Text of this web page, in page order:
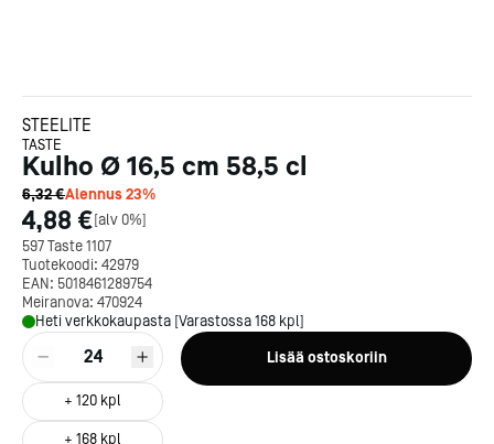
STEELITE
TASTE
Kulho Ø 16,5 cm 58,5 cl
6,32 €Alennus23%
4,88 €[alv 0%]
597 Taste 1107
Tuotekoodi: 42979
EAN: 5018461289754
Meiranova: 470924
Heti verkkokaupasta [Varastossa 168 kpl]
24
+ 120 kpl
+ 168 kpl
Lisää ostoskoriin